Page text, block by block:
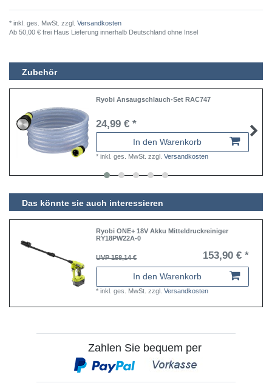
* inkl. ges. MwSt. zzgl. Versandkosten
Ab 50,00 € frei Haus Lieferung innerhalb Deutschland ohne Insel
Zubehör
Ryobi Ansaugschlauch-Set RAC747
24,99 € *
In den Warenkorb
*inkl. ges. MwSt. zzgl.Versandkosten
Das könnte sie auch interessieren
Ryobi ONE+ 18V Akku Mitteldruckreiniger
RY18PW22A-0
UVP 158,14 € 153,90 € *
In den Warenkorb
*inkl. ges. MwSt. zzgl.Versandkosten
Zahlen Sie bequem per